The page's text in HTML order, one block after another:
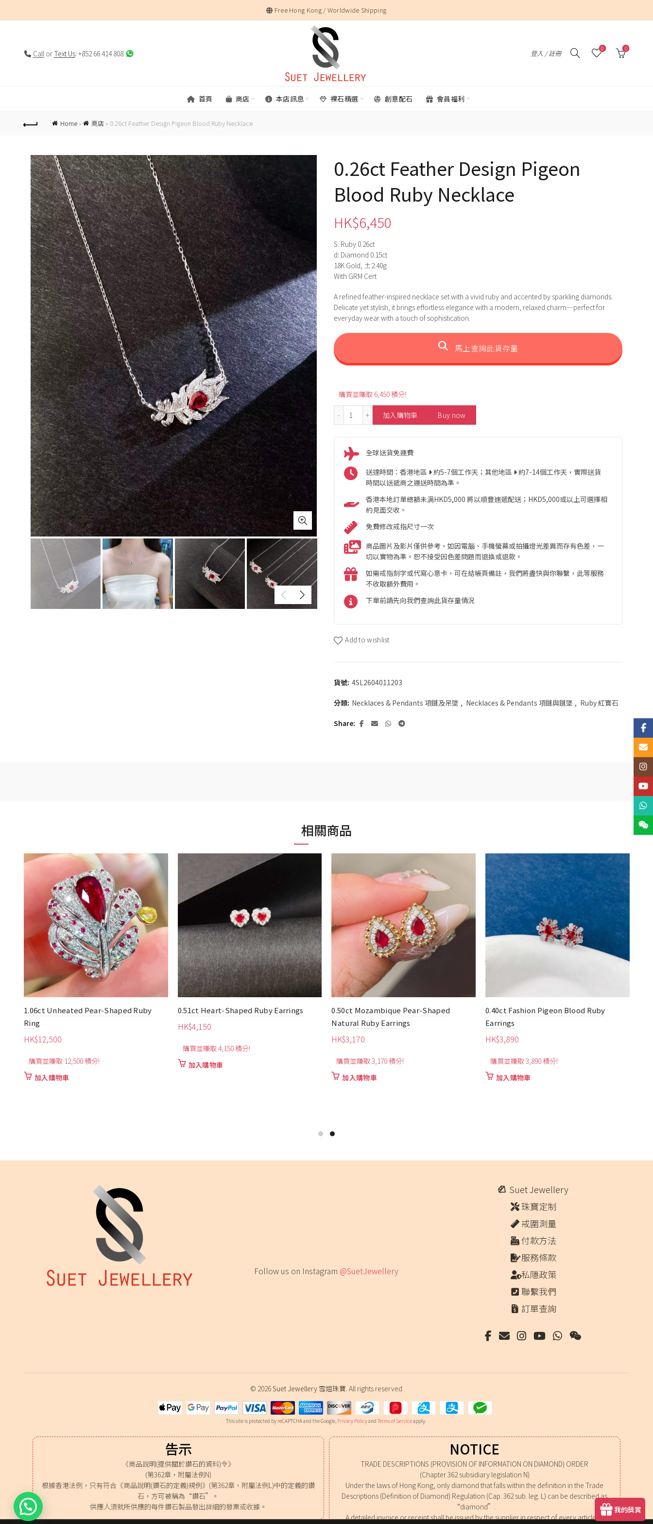
Free Hong Kong / Worldwide Shipping
Callor Text Us: +852 66 414 808 登入 / 註冊
0 0
首頁 商店 本店訊息 裸石精選 創意配石 會員福利
Home» 商店» 0.26ct Feather Design Pigeon Blood Ruby Necklace
0.26ct Feather Design Pigeon
Blood Ruby Necklace
HK$6,450
S: Ruby 0.26ct
d: Diamond 0.15ct
18K Gold, ±2.40g
With GRM Cert
A refined feather-inspired necklace set with a vivid ruby and accented by sparkling diamonds.
Delicate yet stylish, it brings effortless elegance with a modern, relaxed charm—perfect for
everyday wear with a touch of sophistication.
馬上查詢此貨存量
購買並賺取 6,450 積分!
0.26ct Feather Design Pigeon Blood Ruby Necklace 數量
加入購物車 Buy now
全球送貨免運費
送達時間：香港地區 約5-7個工作天；其他地區 約7-14個工作天，實際送貨
時間以送遞商之運送時間為準。
香港本地訂單總額未满HKD5,000 將以順豐速遞配送；HKD5,000或以上可選擇相
約見面交收。
免費修改戒指尺寸一次
商品圖片及影片僅供參考，如因電腦、手機螢幕或拍攝燈光差異而存有色差，一
切以實物為準。恕不接受因色差問題而退換或退款。
如需戒指刻字或代寫心意卡，可在結帳頁備註，我們將盡快與你聯繫，此等服務
不收取額外費用。
下單前請先向我們查詢此貨存量情況
Add to wishlist
貨號: 4SL2604011203
分類: Necklaces & Pendants 項鏈及吊墜 , Necklaces & Pendants 項鏈與鏈墜 , Ruby 紅寶石
Share
相關商品
0.51ct Heart-Shaped Ruby Earrings
HK$4,150
加入購物車
0.50ct Mozambique Pear-Shaped
Natural Ruby Earrings
購買並賺取 3,170 積分!
0.40ct Fashion Pigeon Blood Ruby
Earrings
HK$3,890
購買並賺取 3,890 積分!
加入購物車
0.36ct Ribbon Bow Heart-Shaped Ruby
Earrings
HK$1,990
購買並賺取 1,990 積分!
加入購物車
Follow us on Instagram @SuetJewellery
Suet Jewellery
珠寶定制
戒圍測量
付款方法
服務條款
私隱政策
聯繫我們
訂單查詢
© 2026Suet Jewellery 雪姐珠寶. All rights reserved
This site is protected by reCAPTCHA and the Google, Privacy PolicyandTerms of Serviceapply.
告示
《商品說明(提供關於鑽石的資料)令》
(第362章，附屬法例N)
根據香港法例，只有符合《商品說明(鑽石的定義)規例》(第362章，附屬法例L)中的定義的鑽
石，方可被稱為“鑽石”。
供應人須就所供應的每件鑽石製品發出詳細的發票或收據。
NOTICE
TRADE DESCRIPTIONS (PROVISION OF INFORMATION ON DIAMOND) ORDER
(Chapter 362 subsidiary legislation N)
Under the laws of Hong Kong, only diamond that falls within the definition in the Trade
Descriptions (Definition of Diamond) Regulation (Cap. 362 sub. leg. L) can be described as
“diamond”.
A detailed invoice or receipt shall be issued by the supplier in respect of every article of
我的獎賞
Email